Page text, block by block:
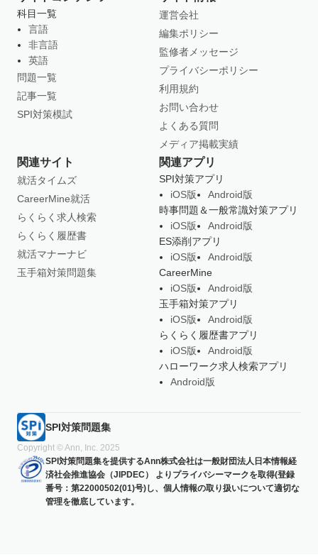
科目一覧
言語
非言語
英語
問題一覧
記事一覧
SPI対策模試
運営会社
編集ポリシー
監修者メッセージ
プライバシーポリシー
利用規約
お問い合わせ
よくある質問
メディア掲載実績
関連サイト
就活タイムズ
CareerMine就活
らくらく求人検索
らくらく履歴書
就活マナーナビ
玉手箱対策問題集
関連アプリ
SPI対策アプリ
iOS版
Android版
時事問題＆一般常識対策アプリ
iOS版
Android版
ES添削アプリ
iOS版
Android版
CareerMine
iOS版
Android版
玉手箱対策アプリ
iOS版
Android版
らくらく履歴書アプリ
iOS版
Android版
ハローワーク求人検索アプリ
Android版
SPI対策問題集
Copyright © Ann, Inc. 2025
SPI対策問題集を提供するAnn株式会社は一般財団法人日本情報経
済社会推進協会（JIPDEC） よりプライバシーマークを取得(登録
番号：第22000502(01)号)し、個人情報の取り扱いについて適切な
管理を徹底しています。